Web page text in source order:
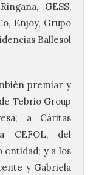
GESS,
Enjoy, Grupo
Ballesol
premiar y
Tebrio Group
a Cáritas
CEFOL, del
entidad; y a los
y Gabriela